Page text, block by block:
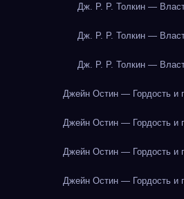
Дж. Р. Р. Толкин —
Дж. Р. Р. Толкин —
Дж. Р. Р. Толкин —
Джейн Остин — Гордость и
Джейн Остин — Гордость и
Джейн Остин — Гордость и
Джейн Остин — Гордость и